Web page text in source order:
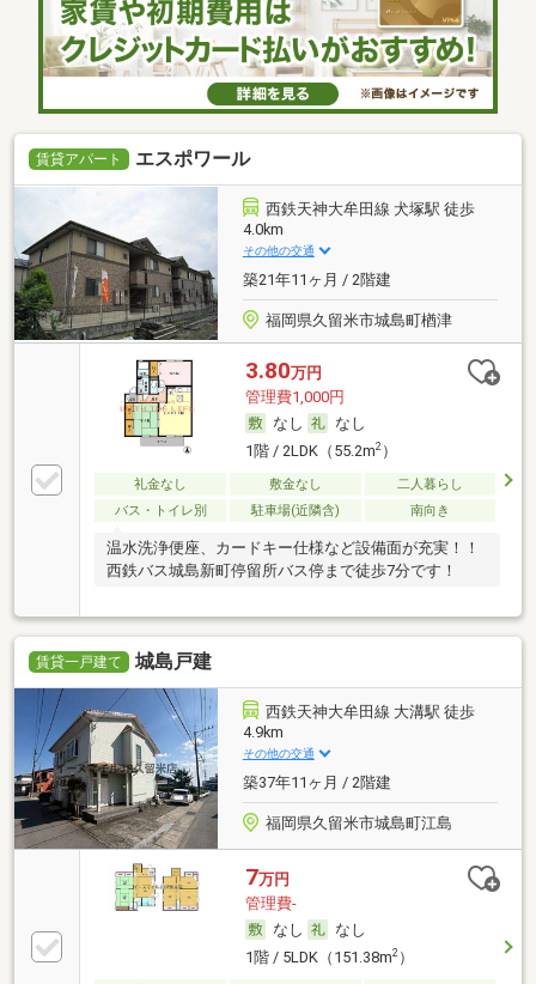
賃貸アパート エスポワール
西鉄天神大牟田線 犬塚駅 徒歩
4.0km
その他の交通
築21年11ヶ月 / 2階建
福岡県久留米市城島町楢津
3.80万円
管理費1,000円
なし
なし
1階 / 2LDK（55.2m2）
礼金なし 敷金なし
二人暮らし
バス・トイレ別
駐車場(近隣含) 南向き
温水洗浄便座、カードキー仕様など設備面が充実！！
西鉄バス城島新町停留所バス停まで徒歩7分です！
賃貸一戸建て 城島戸建
西鉄天神大牟田線 大溝駅 徒歩
4.9km
その他の交通
築37年11ヶ月 / 2階建
福岡県久留米市城島町江島
7万円
管理費-
なし
なし
1階 / 5LDK（151.38m2）